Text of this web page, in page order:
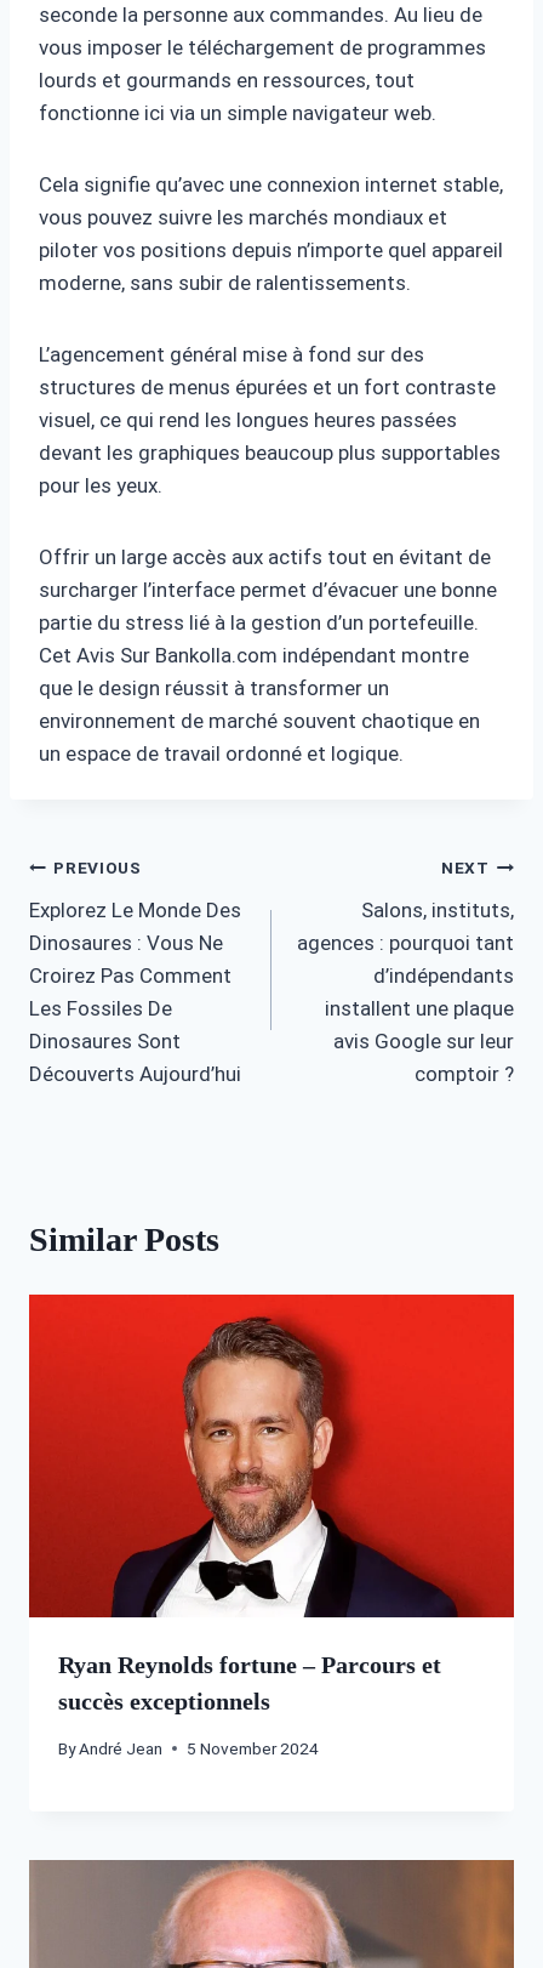
seconde la personne aux commandes. Au lieu de
vous imposer le téléchargement de programmes
lourds et gourmands en ressources, tout
fonctionne ici via un simple navigateur web.
Cela signifie qu’avec une connexion internet stable,
vous pouvez suivre les marchés mondiaux et
piloter vos positions depuis n’importe quel appareil
moderne, sans subir de ralentissements.
L’agencement général mise à fond sur des
structures de menus épurées et un fort contraste
visuel, ce qui rend les longues heures passées
devant les graphiques beaucoup plus supportables
pour les yeux.
Offrir un large accès aux actifs tout en évitant de
surcharger l’interface permet d’évacuer une bonne
partie du stress lié à la gestion d’un portefeuille.
Cet Avis Sur Bankolla.com indépendant montre
que le design réussit à transformer un
environnement de marché souvent chaotique en
un espace de travail ordonné et logique.
Post
navigation
PREVIOUS
Explorez Le Monde Des
Dinosaures : Vous Ne
Croirez Pas Comment
Les Fossiles De
Dinosaures Sont
Découverts Aujourd’hui
NEXT
Salons, instituts,
agences : pourquoi tant
d’indépendants
installent une plaque
avis Google sur leur
comptoir ?
Similar Posts
Ryan Reynolds fortune – Parcours et
succès exceptionnels
ByAndré Jean 5 November 2024